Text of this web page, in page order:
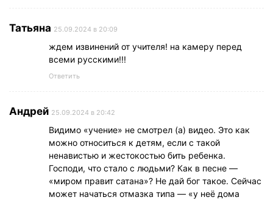
Татьяна 25.09.2024 в 20:09
ждем извинений от учителя! на камеру перед
всеми русскими!!!
Ответить
Андрей 25.09.2024 в 20:42
Видимо «учение» не смотрел (а) видео. Это как
можно относиться к детям, если с такой
ненавистью и жестокостью бить ребенка.
Господи, что стало с людьми? Как в песне —
«миром правит сатана»? Не дай бог такое. Сейчас
может начаться отмазка типа — «у неё дома